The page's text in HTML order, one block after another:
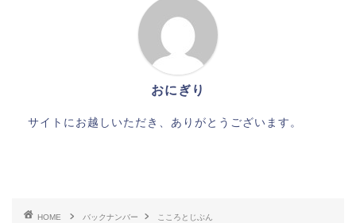
おにぎり
サイトにお越しいただき、ありがとうございます。
HOME バックナンバー
こころとじぶん